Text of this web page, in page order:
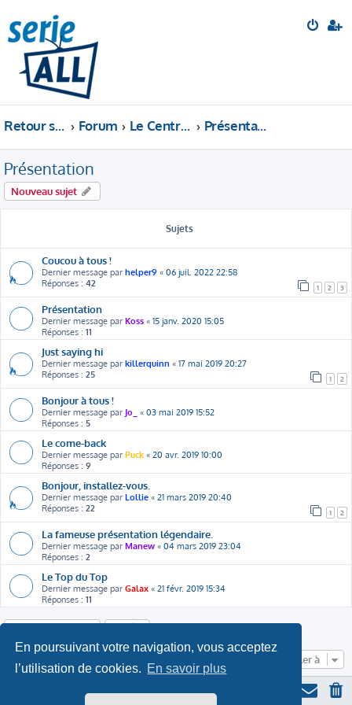
En poursuivant votre navigation, vous acceptez
l’utilisation de cookies. En savoir plus
Retour sur le site Forum Le Central Perk Présentation
Présentation
Nouveau sujet
Sujets
Coucou à tous !
Dernier message par helper9 « 06 juil. 2022 22:58
Réponses : 42 1 2 3
Présentation
Dernier message par Koss « 15 janv. 2020 15:05
Réponses : 11
Just saying hi
Dernier message par killerquinn « 17 mai 2019 20:27
Réponses : 25 1 2
Bonjour à tous !
Dernier message par Jo_ « 03 mai 2019 15:52
Réponses : 5
Le come-back
Dernier message par Puck « 20 avr. 2019 10:00
Réponses : 9
Bonjour, installez-vous.
Dernier message par Lollie « 21 mars 2019 20:40
Réponses : 22 1 2
La fameuse présentation légendaire.
Dernier message par Manew « 04 mars 2019 23:04
Réponses : 2
Le Top du Top
Dernier message par Galax « 21 févr. 2019 15:34
Réponses : 11
Aller à